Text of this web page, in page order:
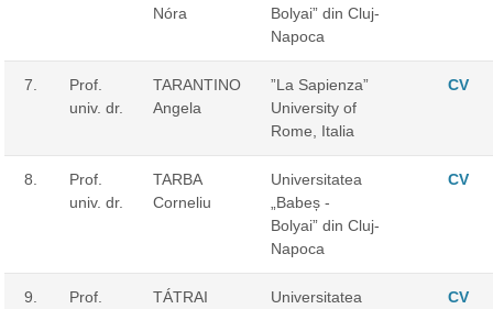
Nóra
Bolyai” din Cluj-
Napoca
7.
Prof.
univ. dr.
TARANTINO
Angela
”La Sapienza”
University of
Rome, Italia
CV
8.
Prof.
univ. dr.
TARBA
Corneliu
Universitatea
„Babeș -
Bolyai” din Cluj-
Napoca
CV
9.
Prof.
TÁTRAI
Universitatea
CV